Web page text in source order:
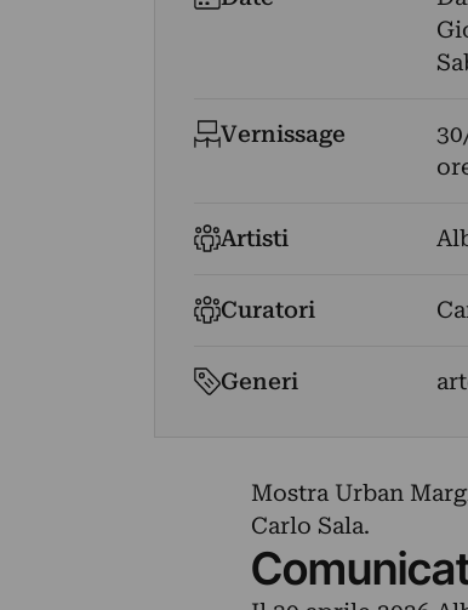
Vernissage
Artisti
Curatori
Generi
Mostra Urban
Carlo Sala.